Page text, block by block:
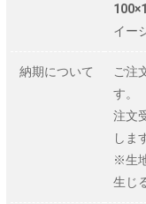
イー
納期について
ご注
す。
注文
しま
※生
生じ